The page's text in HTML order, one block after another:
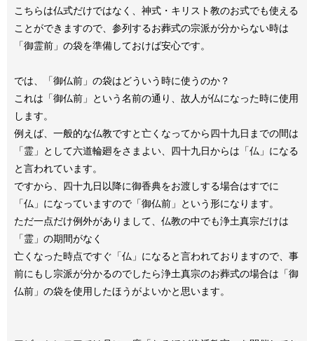
こちらは仏式だけではなく、神式・キリスト教のお式でも使える
ことができますので、参列するお葬式の宗派が分からない時は
「御霊前」の袋を準備しておけば安心です。
では、「御仏前」の袋はどういう時に使うのか？
これは「御仏前」という名前の通り、故人が仏になった時に使用
します。
例えば、一般的な仏教ですと亡くなってから四十九日までの間は
「霊」として六道輪廻をさまよい、四十九日からは「仏」になる
と言われています。
ですから、四十九日以降に御香典をお渡しする場合はすでに
「仏」になっていますので「御仏前」という形になります。
ただ一点だけ例外がありまして、仏教の中でも浄土真宗だけは
「霊」の期間がなく
亡くなった時点ですぐ「仏」になると言われておりますので、事
前にもし宗派が分かるのでしたら浄土真宗のお葬式の場合は「御
仏前」の袋を使用したほうがよいかと思います。